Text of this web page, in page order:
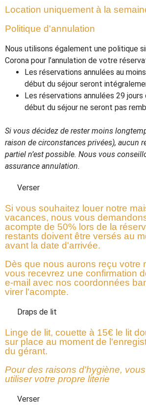
Location uniquement à la
Politique d'annulation
Nous utilisons également une politique
Corona pour l’annulation de votre
Les réservations annulées au
début du séjour seront
Les réservations annulées 29 jours
début du séjour ne seront pas
Si vous décidez de rester moins
raison de circonstances privées), aucun
partiel n’est possible. Nous vous
assurance annulation.
Verser
Si vous souhaitez louer notre
vacances, nous vous
acompte de 50% lors de la
restants doivent être versés au
avant la date d'arrivée.
Dès que nous aurons reçu votre
vous recevrez une confirmation
e-mail avec nos coordonnées
virer l'acompte.
Draps de lit
Linge de lit, couette à 15€ le lit
sur place au moment de
du gérant.
Pour des raisons d'hygiène,
utiliser votre propre literie
Verser